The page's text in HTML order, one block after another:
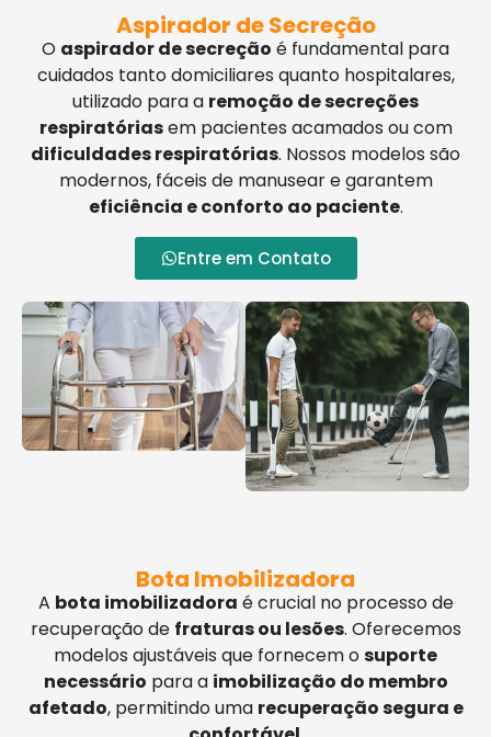
Aspirador de Secreção
O aspirador de secreção é fundamental para
cuidados tanto domiciliares quanto hospitalares,
utilizado para a remoção de secreções
respiratóriasem pacientes acamados ou com
dificuldades respiratórias. Nossos modelos são
modernos, fáceis de manusear e garantem
eficiência e conforto ao paciente.
Entre em Contato
Bota Imobilizadora
A bota imobilizadora é crucial no processo de
recuperação de fraturas ou lesões. Oferecemos
modelos ajustáveis que fornecem osuporte
necessário para a imobilização do membro
afetado, permitindo uma recuperação segura e